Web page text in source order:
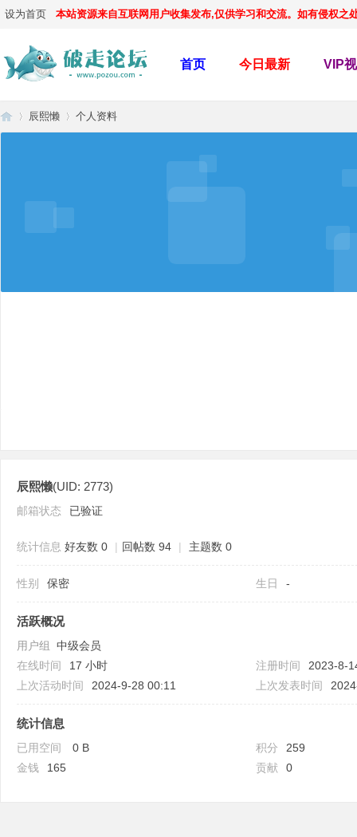
设为首页 本站资源来自互联网用户收集发布,仅供学习和交流。如有侵权
首页 今日最新 VIP
辰熙懒 个人资料
辰熙懒(UID: 2773)
邮箱状态 已验证
统计信息 好友数 0 | 回帖数 94 | 主题数 0
性别 保密 生日 -
活跃概况
用户组 中级会员
在线时间
17 小时 注册时间
2023-8-
上次活动时间
2024-9-28 00:11 上次发表时间
统计信息
已用空间 0 B 积分
259
金钱
165 贡献 0